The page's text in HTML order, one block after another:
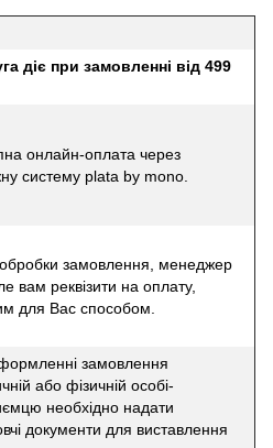
діє при замовленні від 499
онлайн-оплата через
систему plata by mono.
замовлення, менеджер
вам реквізити на оплату,
для Вас способом.
замовлення
або фізичній особі-
необхідно надати
документи для виставлення